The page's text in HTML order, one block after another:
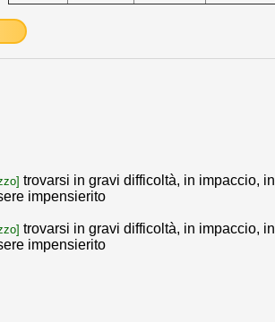
trovarsi in gravi difficoltà, in impaccio, in
impensierito
trovarsi in gravi difficoltà, in impaccio, in
impensierito